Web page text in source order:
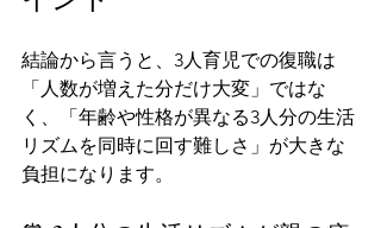
結論から言うと、3人育児での復職は
「人数が増えた分だけ大変」ではな
く、「年齢や性格が異なる3人分の生活
リズムを同時に回す難しさ」が大きな
負担になります。